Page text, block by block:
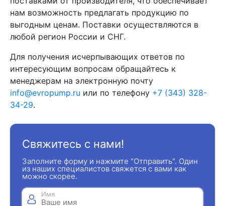
нам возможность предлагать продукцию по
выгодным ценам. Поставки осуществляются в
любой регион России и СНГ.
Для получения исчерпывающих ответов по
интересующим вопросам обращайтесь к
менеджерам на электронную почту
info@evropump.ru или по телефону +7 (343) 328-
34-29.
Свяжитесь с нами!
Заполните форму и нажмите "Отправить". Один
из наших специалистов свяжется с вами как
можно скорее.
Имя